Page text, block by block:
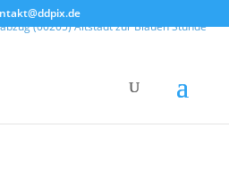
(00205) Altstadt zur Blauen Stunde